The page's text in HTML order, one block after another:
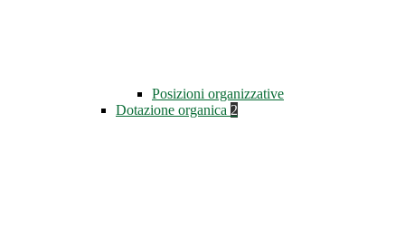
Posizioni organizzative
Dotazione organica 2